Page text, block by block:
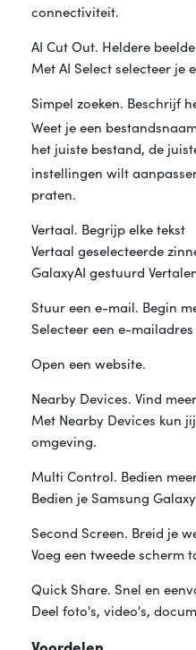
connectiviteit.
AI Cut Out. Heldere
Met AI Select selecteer je
Simpel zoeken. Beschrijf
Weet je een
het juiste bestand, de
instellingen wilt
praten.
Vertaal. Begrijp elke tekst
Vertaal geselecteerde
GalaxyAI gestuurd
Stuur een e-mail. Begin
Selecteer een e-
Open een website.
Nearby Devices. Vind
Met Nearby Devices kun
omgeving.
Multi Control. Bedien
Bedien je Samsung
Second Screen. Breid je
Voeg een tweede scherm
Quick Share. Snel en
Deel foto's, video's,
Voordelen